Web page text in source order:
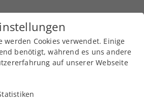
News
werden Cookies verwendet. Einige
benötigt, während es uns andere
auf unserer Webseite